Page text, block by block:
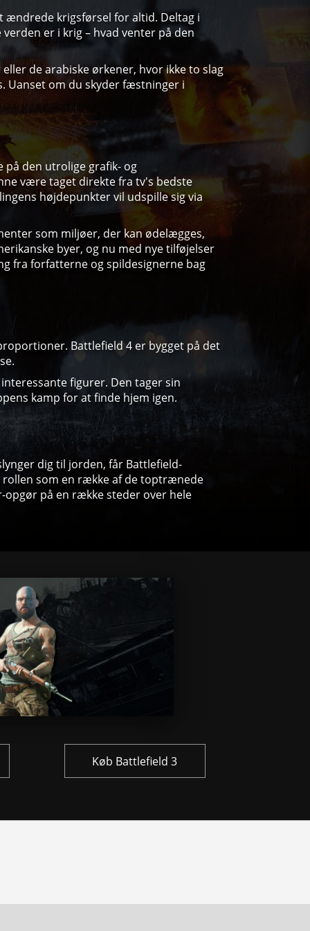
ændrede krigsførsel for altid. Deltag i
er i krig – hvad venter på den
de arabiske ørkener, hvor ikke to slag
Uanset om du skyder fæstninger i
på den utrolige grafik- og
være taget direkte fra tv's bedste
højdepunkter vil udspille sig via
som miljøer, der kan ødelægges,
byer, og nu med nye tilføjelser
fra forfatterne og spildesignerne bag
Battlefield 4 er bygget på det
figurer. Den tager sin
kamp for at finde hjem igen.
dig til jorden, får Battlefield-
rollen som en række af de toptrænede
opgør på en række steder over hele
Køb Battlefield 3